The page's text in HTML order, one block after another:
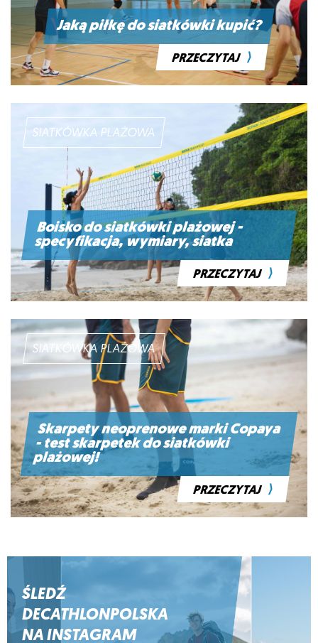
Jaką piłkę do siatkówki kupić?
PRZECZYTAJ ⟩
SIATKÓWKA PLAŻOWA
Boisko do siatkówki plażowej -
specyfikacja, wymiary, siatka
PRZECZYTAJ ⟩
SIATKÓWKA PLAŻOWA
Skarpety neoprenowe marki Copaya
- test skarpetek do siatkówki
plażowej!
PRZECZYTAJ ⟩
ŚLEDŹ
DECATHLONPOLSKA
NA INSTAGRAM